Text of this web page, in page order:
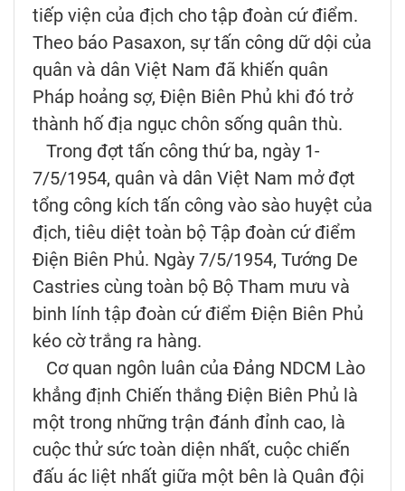
tiếp viện của địch cho tập đoàn cứ điểm.
Theo báo Pasaxon, sự tấn công dữ dội của
quân và dân Việt Nam đã khiến quân
Pháp hoảng sợ, Điện Biên Phủ khi đó trở
thành hố địa ngục chôn sống quân thù.
Trong đợt tấn công thứ ba, ngày 1-
7/5/1954, quân và dân Việt Nam mở đợt
tổng công kích tấn công vào sào huyệt của
địch, tiêu diệt toàn bộ Tập đoàn cứ điểm
Điện Biên Phủ. Ngày 7/5/1954, Tướng De
Castries cùng toàn bộ Bộ Tham mưu và
binh lính tập đoàn cứ điểm Điện Biên Phủ
kéo cờ trắng ra hàng.
Cơ quan ngôn luân của Đảng NDCM Lào
khẳng định Chiến thắng Điện Biên Phủ là
một trong những trận đánh đỉnh cao, là
cuộc thử sức toàn diện nhất, cuộc chiến
đấu ác liệt nhất giữa một bên là Quân đội